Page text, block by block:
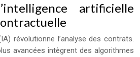
artificielle
révolutionne l’analyse des contrats.
avancées intègrent des algorithmes